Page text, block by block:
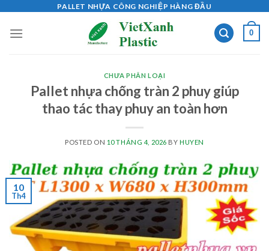
content
PALLET NHỰA CÔNG NGHIỆP HÀNG ĐẦU
0
CHƯA PHÂN LOẠI
Pallet nhựa chống tràn 2 phuy giúp
thao tác thay phuy an toàn hơn
POSTED ON 10 THÁNG 4, 2026 BY HUYEN
10
Th4